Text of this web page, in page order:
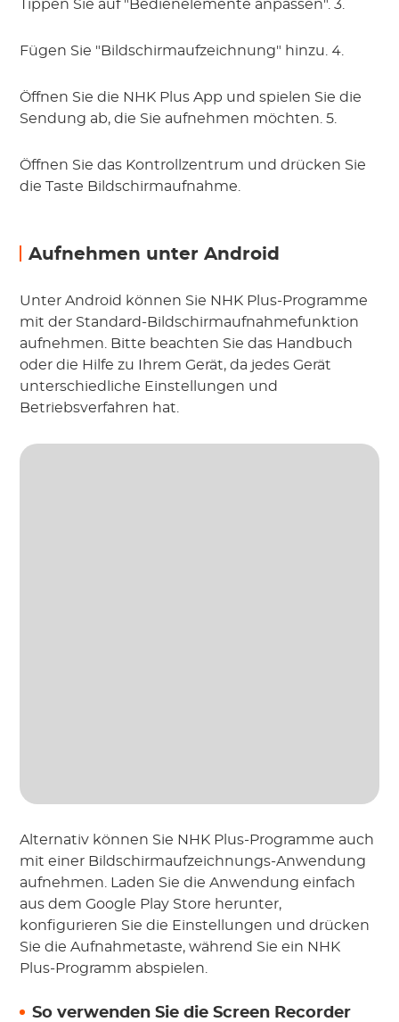
Tippen Sie auf "Bedienelemente anpassen". 3.
Fügen Sie "Bildschirmaufzeichnung" hinzu. 4.
Öffnen Sie die NHK Plus App und spielen Sie die
Sendung ab, die Sie aufnehmen möchten. 5.
Öffnen Sie das Kontrollzentrum und drücken Sie
die Taste Bildschirmaufnahme.
Aufnehmen unter Android
Unter Android können Sie NHK Plus-Programme
mit der Standard-Bildschirmaufnahmefunktion
aufnehmen. Bitte beachten Sie das Handbuch
oder die Hilfe zu Ihrem Gerät, da jedes Gerät
unterschiedliche Einstellungen und
Betriebsverfahren hat.
Alternativ können Sie NHK Plus-Programme auch
mit einer Bildschirmaufzeichnungs-Anwendung
aufnehmen. Laden Sie die Anwendung einfach
aus dem Google Play Store herunter,
konfigurieren Sie die Einstellungen und drücken
Sie die Aufnahmetaste, während Sie ein NHK
Plus-Programm abspielen.
So verwenden Sie die Screen Recorder